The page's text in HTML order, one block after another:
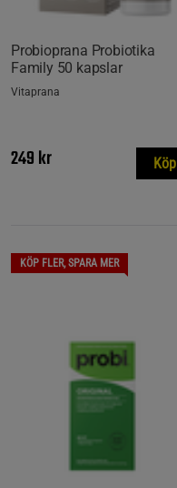
Probioprana Probiotika
Family 50 kapslar
Vitaprana
249 kr Köp
KÖP FLER, SPARA MER